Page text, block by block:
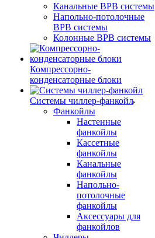
Канальные ВРВ системы
Напольно-потолочные
ВРВ системы
Колонные ВРВ системы
Компрессорно-
конденсаторные блоки
Системы чиллер-фанкойл
Фанкойлы
Настенные
фанкойлы
Кассетные
фанкойлы
Канальные
фанкойлы
Напольно-
потолочные
фанкойлы
Аксессуары для
фанкойлов